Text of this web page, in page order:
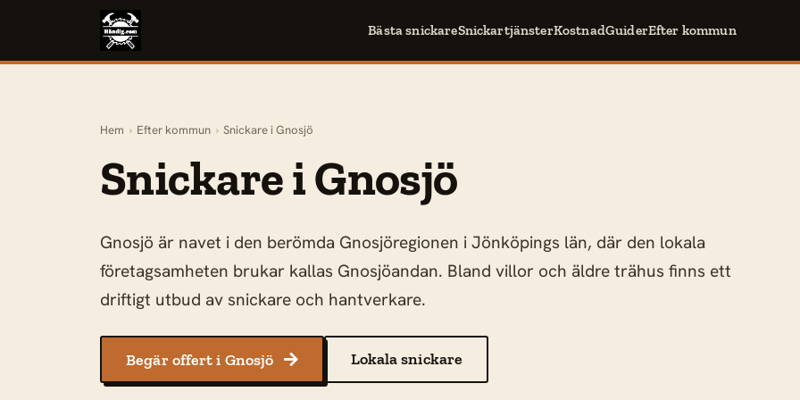
Bästa snickareSnickartjänsterKostnadGuiderEfter kommun
Hem › Efter kommun › Snickare i Gnosjö
Snickare i Gnosjö
Gnosjö är navet i den berömda Gnosjöregionen i Jönköpings län, där den lokala
företagsamheten brukar kallas Gnosjöandan. Bland villor och äldre trähus finns ett
driftigt utbud av snickare och hantverkare.
Begär offert i Gnosjö  Lokala snickare